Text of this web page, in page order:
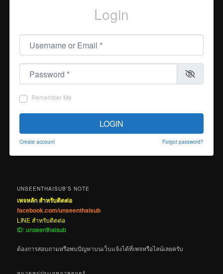
Login
Username or Email
Password
Remember Me
LOGIN
Create account Forgot password?
UNSEENTHAISUB’S NOTE
เพจหลัก สำหรับติดต่อ
facebook.com/unseenthaisub
LINE สำหรับติดต่อ
ID: unseenthaisub
ต้องการสอบถามหรือพบปัญหาบนเว็บแจ้งได้ที่เพจหรือไลน์เลยครับ